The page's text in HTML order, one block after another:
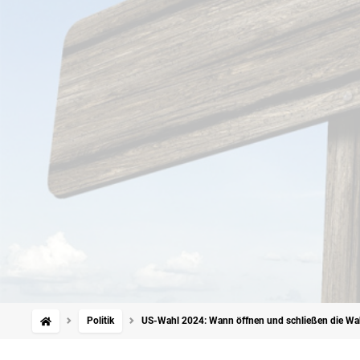
Politik US-Wahl 2024: Wann öffnen und schließen die